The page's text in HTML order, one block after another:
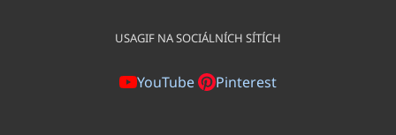
USAGIF NA SOCIÁLNÍCH SÍTÍCH
YouTube Pinterest